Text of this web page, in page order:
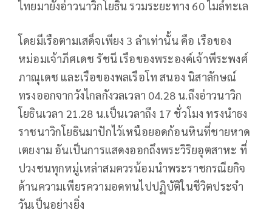
ไทยมายังอ่าวนาวิกโยธิน รวมระยะทาง 60 ไมล์ทะเล
โดยมีเรือตามเสด็จเพียง 3 ลำเท่านั้น คือ เรือของ
หม่อมเจ้าภีศเดช รัชนี เรือของพระองค์เจ้าพีระพงศ์
ภาณุเดช และเรือของพลเรือโท สนอง นิสาลักษณ์
ทรงออกจากวังไกลกังวลเวลา 04.28 น.ถึงอ่าวนาวิก
โยธินเวลา 21.28 น.เป็นเวลาถึง 17 ชั่วโมง ทรงนำธง
ราชนาวิกโยธินมาปักไว้เหนือยอดก้อนหินที่ชายหาด
เตยงาม อันเป็นการแสดงออกถึงพระวิริยอุตสาหะ ที่
ปวงชนทุกหมู่เหล่าสมควรน้อมนำพระราชกรณียกิจ
ด้านความเพียรความอดทนไปปฏิบัติในชีวิตประจำ
วันเป็นอย่างยิ่ง